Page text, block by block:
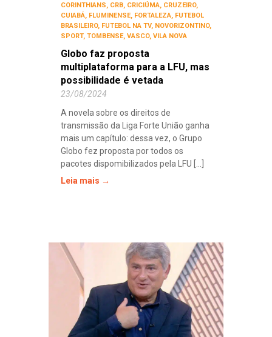
CORINTHIANS, CRB, CRICIÚMA, CRUZEIRO,
CUIABÁ, FLUMINENSE, FORTALEZA, FUTEBOL
BRASILEIRO, FUTEBOL NA TV, NOVORIZONTINO,
SPORT, TOMBENSE, VASCO, VILA NOVA
Globo faz proposta
multiplataforma para a LFU, mas
possibilidade é vetada
23/08/2024
A novela sobre os direitos de
transmissão da Liga Forte União ganha
mais um capítulo: dessa vez, o Grupo
Globo fez proposta por todos os
pacotes dispomibilizados pela LFU [...]
Leia mais →